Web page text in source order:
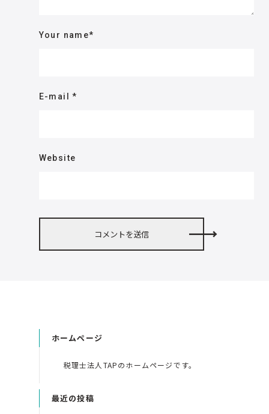
Your name*
E-mail*
Website
ホームページ
税理士法人TAPのホームページです。
最近の投稿